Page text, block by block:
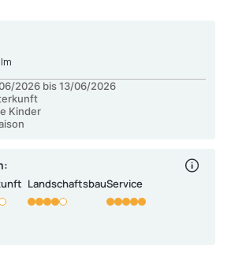
2026 bis 13/06/2026
Kinder
Landschaftsbau Service